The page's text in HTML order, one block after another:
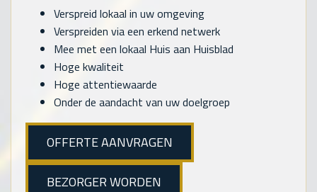
Verspreid lokaal in uw omgeving
Verspreiden via een erkend netwerk
Mee met een lokaal Huis aan Huisblad
Hoge kwaliteit
Hoge attentiewaarde
Onder de aandacht van uw doelgroep
OFFERTE AANVRAGEN
BEZORGER WORDEN